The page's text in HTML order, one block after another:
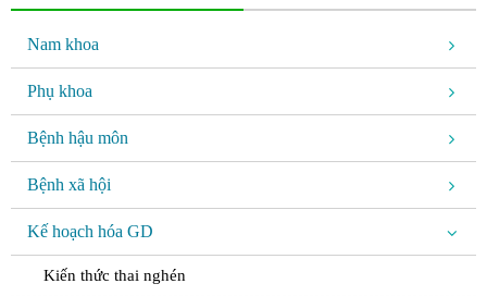
Nam khoa
Phụ khoa
Bệnh hậu môn
Bệnh xã hội
Kế hoạch hóa GD
Kiến thức thai nghén